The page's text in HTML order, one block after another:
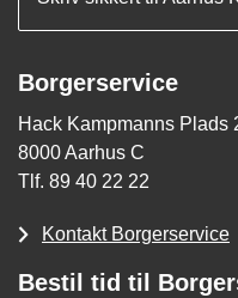
Borgerservice
Hack Kampmanns Plads
8000 Aarhus C
Tlf. 89 40 22 22
Kontakt Borgerservice
Bestil tid til